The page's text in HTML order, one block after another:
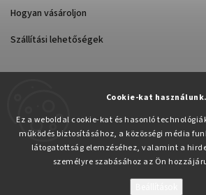
Cookie-kat használunk.
Ez a weboldal cookie-kat és hasonló
működés biztosításához, a közösségi média
látogatottság elemzéséhez, valamint a
személyre szabásához az Ön
Hogyan vásároljon
Szállítási lehetőségek